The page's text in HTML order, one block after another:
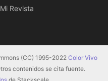
Mi Revista
(CC) 1995-2022 Color Vivo
contenidos se cita fuente.